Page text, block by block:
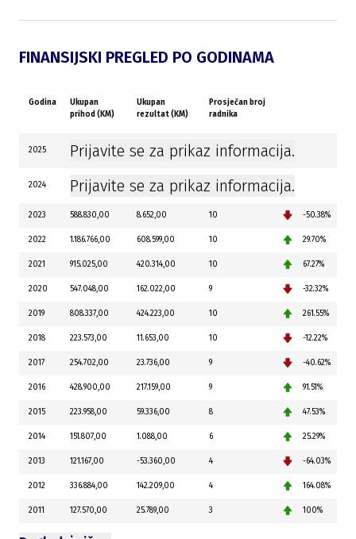
FINANSIJSKI PREGLED PO GODINAMA
Godina
Ukupan
prihod (KM)
Ukupan
rezultat (KM)
Prosječan broj
radnika
2025 Prijavite se za prikaz informacija.
2024 Prijavite se za prikaz informacija.
2023 588.830,00 8.652,00 10 -50.38%
2022 1.186.766,00 608.599,00 10 29.70%
2021 915.025,00 420.314,00 10 67.27%
2020 547.048,00 162.022,00 9 -32.32%
2019 808.337,00 424.223,00 10 261.55%
2018 223.573,00 11.653,00 10 -12.22%
2017 254.702,00 23.736,00 9 -40.62%
2016 428.900,00 217.159,00 9 91.51%
2015 223.958,00 59.336,00 8 47.53%
2014 151.807,00 1.088,00 6 25.29%
2013 121.167,00 -53.360,00 4 -64.03%
2012 336.884,00 142.209,00 4 164.08%
2011 127.570,00 25.789,00 3 100%